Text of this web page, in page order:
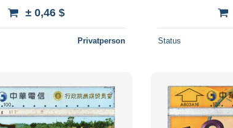
± 0,46 $
Privatperson Status